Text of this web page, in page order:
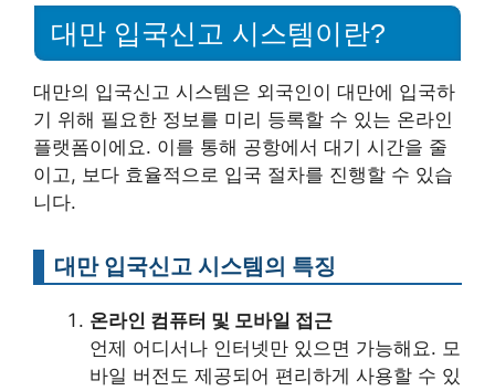
대만 입국신고 시스템이란?
대만의 입국신고 시스템은 외국인이 대만에 입국하
기 위해 필요한 정보를 미리 등록할 수 있는 온라인
플랫폼이에요. 이를 통해 공항에서 대기 시간을 줄
이고, 보다 효율적으로 입국 절차를 진행할 수 있습
니다.
대만 입국신고 시스템의 특징
온라인 컴퓨터 및 모바일 접근
언제 어디서나 인터넷만 있으면 가능해요. 모
바일 버전도 제공되어 편리하게 사용할 수 있